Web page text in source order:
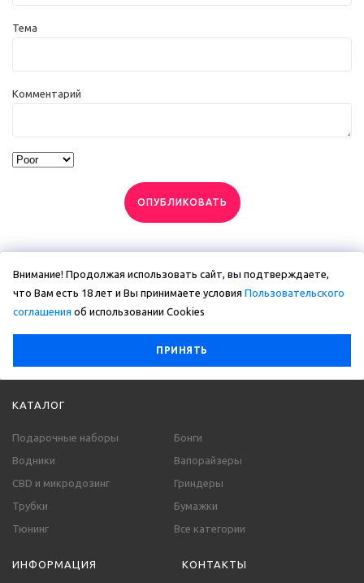
Тема
Комментарий
ОПУБЛИКОВАТЬ
Внимание! Продолжая использовать сайт, вы подтверждаете,
что Вам есть 18 лет и Вы принимаете условия Пользовательского
соглашения об использовании Сookies
ПРИНЯТЬ
КАТАЛОГ
Подарочные наборы
Бонги
Водники
Вапорайзеры
CBD и микродозинг
Гриндеры
Трубки
Бумажки
Тюнинг
Все категории
ИНФОРМАЦИЯ КОНТАКТЫ